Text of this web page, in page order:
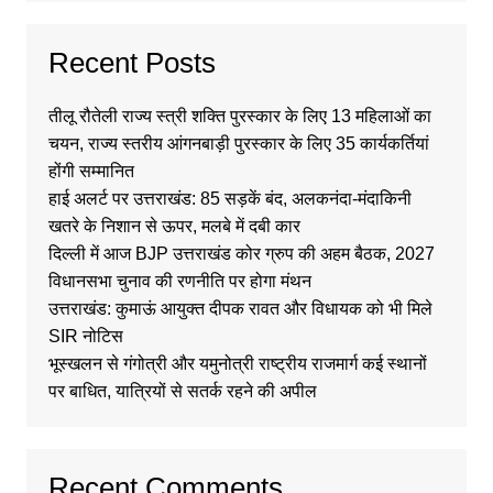
Recent Posts
तीलू रौतेली राज्य स्त्री शक्ति पुरस्कार के लिए 13 महिलाओं का
चयन, राज्य स्तरीय आंगनबाड़ी पुरस्कार के लिए 35 कार्यकर्तियां
होंगी सम्मानित
हाई अलर्ट पर उत्तराखंड: 85 सड़कें बंद, अलकनंदा-मंदाकिनी
खतरे के निशान से ऊपर, मलबे में दबी कार
दिल्ली में आज BJP उत्तराखंड कोर ग्रुप की अहम बैठक, 2027
विधानसभा चुनाव की रणनीति पर होगा मंथन
उत्तराखंड: कुमाऊं आयुक्त दीपक रावत और विधायक को भी मिले
SIR नोटिस
भूस्खलन से गंगोत्री और यमुनोत्री राष्ट्रीय राजमार्ग कई स्थानों
पर बाधित, यात्रियों से सतर्क रहने की अपील